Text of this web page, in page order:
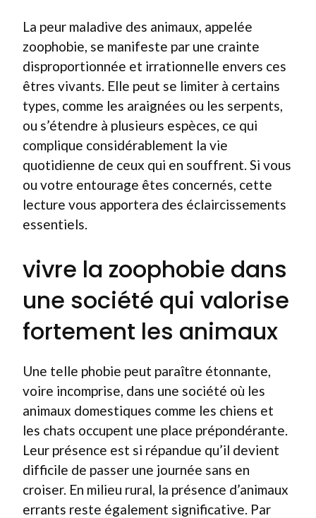
La peur maladive des animaux, appelée
zoophobie, se manifeste par une crainte
disproportionnée et irrationnelle envers ces
êtres vivants. Elle peut se limiter à certains
types, comme les araignées ou les serpents,
ou s’étendre à plusieurs espèces, ce qui
complique considérablement la vie
quotidienne de ceux qui en souffrent. Si vous
ou votre entourage êtes concernés, cette
lecture vous apportera des éclaircissements
essentiels.
vivre la zoophobie dans
une société qui valorise
fortement les animaux
Une telle phobie peut paraître étonnante,
voire incomprise, dans une société où les
animaux domestiques comme les chiens et
les chats occupent une place prépondérante.
Leur présence est si répandue qu’il devient
difficile de passer une journée sans en
croiser. En milieu rural, la présence d’animaux
errants reste également significative. Par